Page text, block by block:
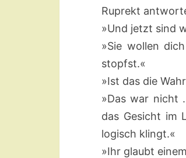
Ruprekt
»Und jetzt sind
»Sie wollen
stopfst.«
»Ist das die
»Das war nicht
das Gesicht im
logisch klingt.«
»Ihr glaubt